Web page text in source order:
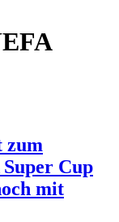
zum
Cup
mit